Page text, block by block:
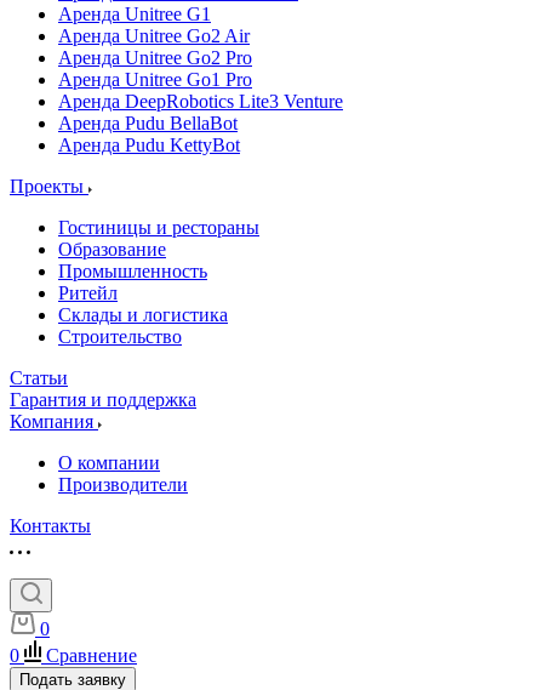
Аренда Unitree G1
Аренда Unitree Go2 Air
Аренда Unitree Go2 Pro
Аренда Unitree Go1 Pro
Аренда DeepRobotics Lite3 Venture
Аренда Pudu BellaBot
Аренда Pudu KettyBot
Проекты
Гостиницы и рестораны
Образование
Промышленность
Ритейл
Склады и логистика
Строительство
Статьи
Гарантия и поддержка
Компания
О компании
Производители
Контакты
0
0
Сравнение
Подать заявку